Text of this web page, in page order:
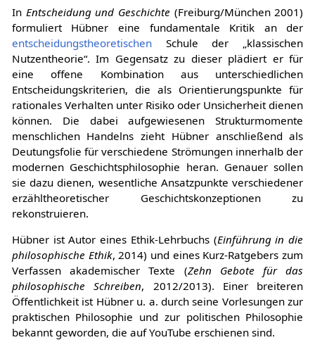
In Entscheidung und Geschichte (Freiburg/München 2001)
formuliert Hübner eine fundamentale Kritik an der
entscheidungstheoretischenSchule der „klassischen
Nutzentheorie“. Im Gegensatz zu dieser plädiert er für
eine offene Kombination aus unterschiedlichen
Entscheidungskriterien, die als Orientierungspunkte für
rationales Verhalten unter Risiko oder Unsicherheit dienen
können. Die dabei aufgewiesenen Strukturmomente
menschlichen Handelns zieht Hübner anschließend als
Deutungsfolie für verschiedene Strömungen innerhalb der
modernen Geschichtsphilosophie heran. Genauer sollen
sie dazu dienen, wesentliche Ansatzpunkte verschiedener
erzähltheoretischer Geschichtskonzeptionen zu
rekonstruieren.
Hübner ist Autor eines Ethik-Lehrbuchs (Einführung in die
philosophische Ethik, 2014) und eines Kurz-Ratgebers zum
Verfassen akademischer Texte (Zehn Gebote für das
philosophische Schreiben, 2012/2013). Einer breiteren
Öffentlichkeit ist Hübner u. a. durch seine Vorlesungen zur
praktischen Philosophie und zur politischen Philosophie
bekannt geworden, die auf YouTube erschienen sind.